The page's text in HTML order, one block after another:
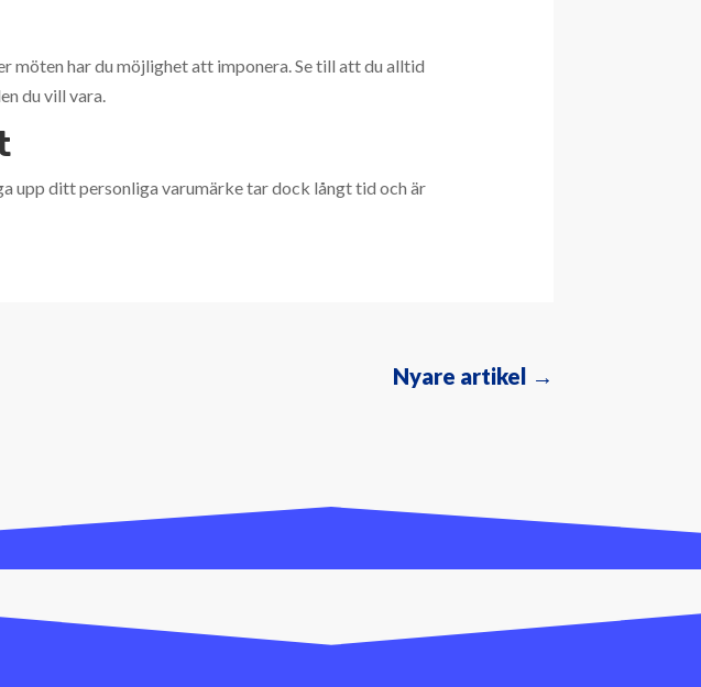
möten har du möjlighet att imponera. Se till att du alltid
du vill vara.
upp ditt personliga varumärke tar dock långt tid och är
Nyare artikel →